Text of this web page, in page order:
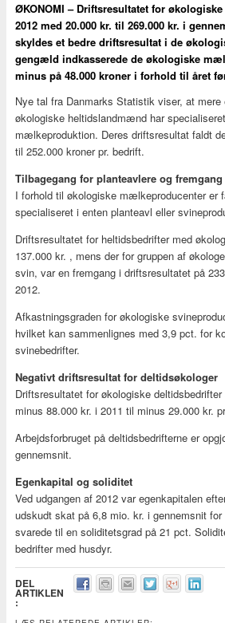
ØKONOMI – Driftsresultatet for
2012 med 20.000 kr. til 269.000 kr. i
skyldes et bedre driftsresultat i de
gengæld indkasserede de økologiske
minus på 48.000 kroner i forhold til året
Nye tal fra Danmarks Statistik viser, at mere
økologiske heltidslandmænd har
mælkeproduktion. Deres driftsresultat faldt
til 252.000 kroner pr. bedrift.
Tilbagegang for planteavlere og
I forhold til økologiske mælkeproducenter er
specialiseret i enten planteavl eller
Driftsresultatet for heltidsbedrifter med
137.000 kr. , mens der for gruppen af
svin, var en fremgang i driftsresultatet på
2012.
Afkastningsgraden for økologiske
hvilket kan sammenlignes med 3,9 pct. for
svinebedrifter.
Negativt driftsresultat for deltidsøkologer
Driftsresultatet for økologiske
minus 88.000 kr. i 2011 til minus 29.000 kr.
Arbejdsforbruget på deltidsbedrifterne er
gennemsnit.
Egenkapital og soliditet
Ved udgangen af 2012 var egenkapitalen
udskudt skat på 6,8 mio. kr. i gennemsnit
svarede til en soliditetsgrad på 21 pct.
bedrifter med husdyr.
DEL
ARTIKLEN
: